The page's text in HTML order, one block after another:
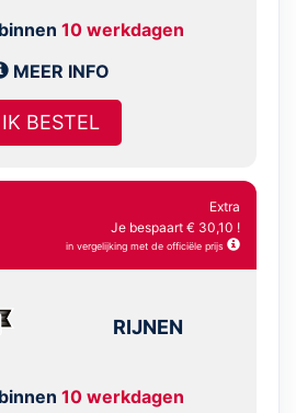
10 werkdagen
MEER INFO
IK BESTEL
Extra
Je bespaart € 30,10 !
in vergelijking met de officiële prijs
RIJNEN
10 werkdagen